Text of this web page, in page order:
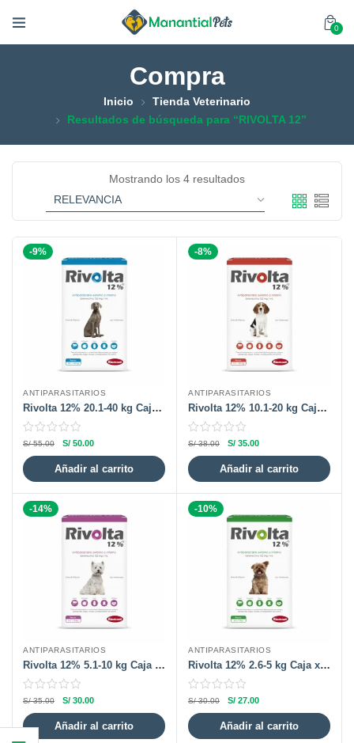
0
Compra
Inicio
Tienda Veterinario
Resultados de búsqueda para “RIVOLTA 12”
Mostrando los 4 resultados
-9%
ANTIPARASITARIOS
Rivolta 12% 20.1-40 kg Caja x 1 Pipeta
S/55.00 S/ 50.00
Añadir al carrito
-8%
ANTIPARASITARIOS
Rivolta 12% 10.1-20 kg Caja x 1 Pipeta
S/38.00 S/ 35.00
Añadir al carrito
-14%
ANTIPARASITARIOS
Rivolta 12% 5.1-10 kg Caja x 1 Pipeta
S/35.00 S/ 30.00
Añadir al carrito
-10%
ANTIPARASITARIOS
Rivolta 12% 2.6-5 kg Caja x 1 Pipeta
S/30.00 S/ 27.00
Añadir al carrito